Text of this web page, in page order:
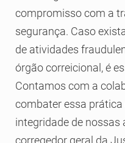
compromisso com a
segurança. Caso
de atividades
órgão correicional, é
Contamos com a
combater essa
integridade de nossas
corregedor geral da